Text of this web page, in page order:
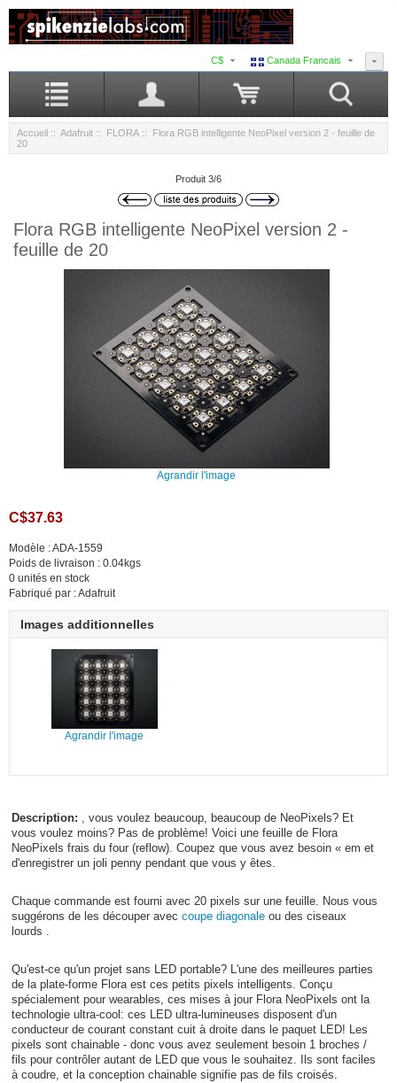
Canada Francais
C$
Accueil :: Adafruit :: FLORA :: Flora RGB intelligente NeoPixel version 2 - feuille de
20
Produit 3/6
Flora RGB intelligente NeoPixel version 2 -
feuille de 20
Agrandir l'image
C$37.63
Modèle : ADA-1559
Poids de livraison : 0.04kgs
0 unités en stock
Fabriqué par : Adafruit
Images additionnelles
Agrandir l'image
Description: , vous voulez beaucoup, beaucoup de NeoPixels? Et
vous voulez moins? Pas de problème! Voici une feuille de Flora
NeoPixels frais du four (reflow). Coupez que vous avez besoin « em et
d'enregistrer un joli penny pendant que vous y êtes.
Chaque commande est fourni avec 20 pixels sur une feuille. Nous vous
suggérons de les découper avec coupe diagonale ou des ciseaux
lourds .
Qu'est-ce qu'un projet sans LED portable? L'une des meilleures parties
de la plate-forme Flora est ces petits pixels intelligents. Conçu
spécialement pour wearables, ces mises à jour Flora NeoPixels ont la
technologie ultra-cool: ces LED ultra-lumineuses disposent d'un
conducteur de courant constant cuit à droite dans le paquet LED! Les
pixels sont chainable - donc vous avez seulement besoin 1 broches /
fils pour contrôler autant de LED que vous le souhaitez. Ils sont faciles
à coudre, et la conception chainable signifie pas de fils croisés.